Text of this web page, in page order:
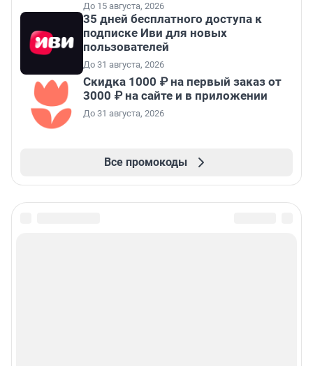
До 15 августа, 2026
35 дней бесплатного доступа к
подписке Иви для новых
пользователей
До 31 августа, 2026
Скидка 1000 ₽ на первый заказ от
3000 ₽ на сайте и в приложении
До 31 августа, 2026
Все промокоды